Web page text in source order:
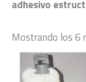
adhesivo
Mostrando los 6